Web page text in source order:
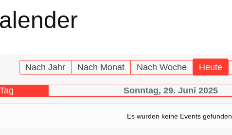
Nach Jahr Nach Monat Nach Woche Heute
Sonntag, 29. Juni 2025
Es wurden keine Events gefunden